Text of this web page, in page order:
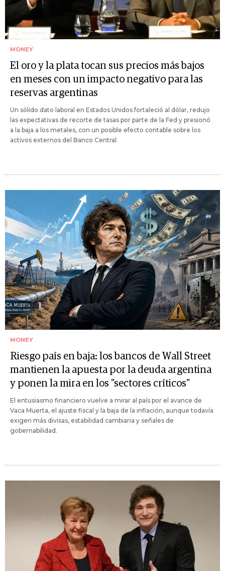
MONEY
El oro y la plata tocan sus precios más bajos
en meses con un impacto negativo para las
reservas argentinas
Un sólido dato laboral en Estados Unidos fortaleció al dólar, redujo
las expectativas de recorte de tasas por parte de la Fed y presionó
a la baja a los metales, con un posible efecto contable sobre los
activos externos del Banco Central.
MONEY
Riesgo país en baja: los bancos de Wall Street
mantienen la apuesta por la deuda argentina
y ponen la mira en los "sectores críticos"
El entusiasmo financiero vuelve a mirar al país por el avance de
Vaca Muerta, el ajuste fiscal y la baja de la inflación, aunque todavía
exigen más divisas, estabilidad cambiaria y señales de
gobernabilidad.